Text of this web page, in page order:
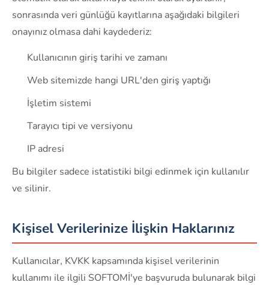
sonrasında veri günlüğü kayıtlarına aşağıdaki bilgileri
onayınız olmasa dahi kaydederiz:
Kullanıcının giriş tarihi ve zamanı
Web sitemizde hangi URL'den giriş yaptığı
İşletim sistemi
Tarayıcı tipi ve versiyonu
IP adresi
Bu bilgiler sadece istatistiki bilgi edinmek için kullanılır
ve silinir.
Kişisel Verilerinize İlişkin Haklarınız
Kullanıcılar, KVKK kapsamında kişisel verilerinin
kullanımı ile ilgili SOFTOMİ'ye başvuruda bulunarak bilgi